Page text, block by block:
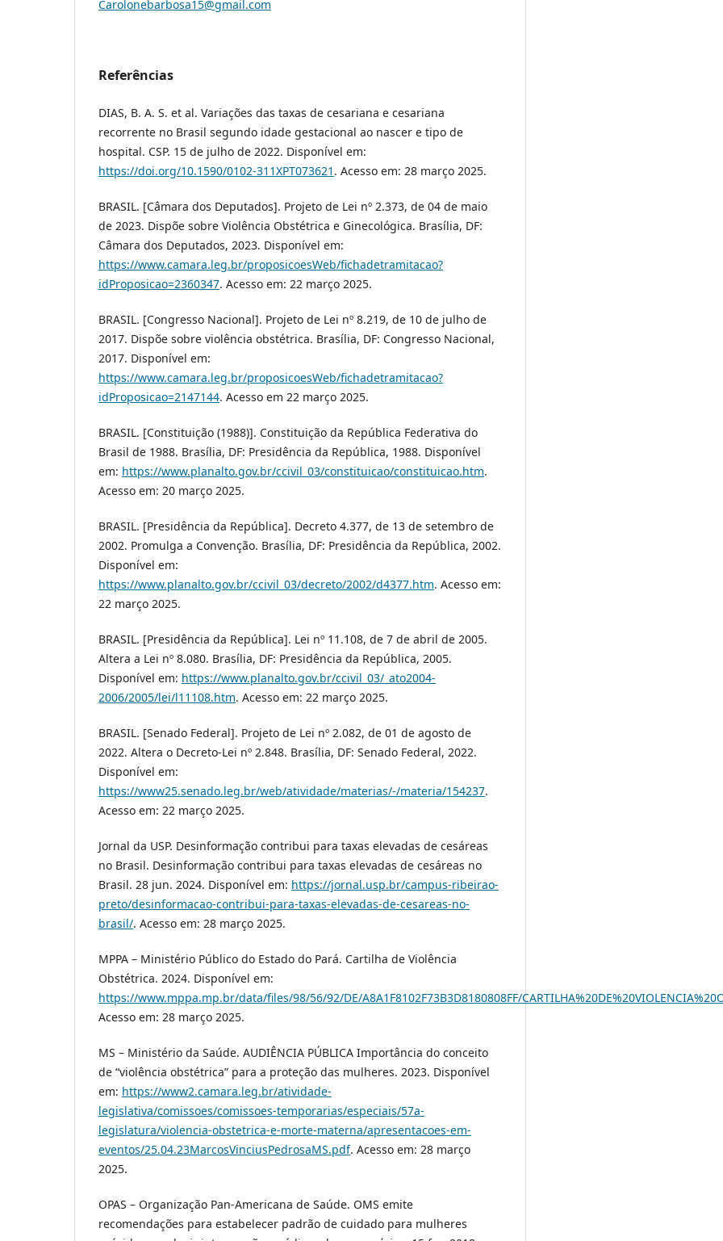
Carolonebarbosa15@gmail.com
Referências
DIAS, B. A. S. et al. Variações das taxas de cesariana e cesariana
recorrente no Brasil segundo idade gestacional ao nascer e tipo de
hospital. CSP. 15 de julho de 2022. Disponível em:
https://doi.org/10.1590/0102-311XPT073621 . Acesso em: 28 março 2025.
BRASIL. [Câmara dos Deputados]. Projeto de Lei nº 2.373, de 04 de maio
de 2023. Dispõe sobre Violência Obstétrica e Ginecológica. Brasília, DF:
Câmara dos Deputados, 2023. Disponível em:
https://www.camara.leg.br/proposicoesWeb/fichadetramitacao?
idProposicao=2360347. Acesso em: 22 março 2025.
BRASIL. [Congresso Nacional]. Projeto de Lei nº 8.219, de 10 de julho de
2017. Dispõe sobre violência obstétrica. Brasília, DF: Congresso Nacional,
2017. Disponível em:
https://www.camara.leg.br/proposicoesWeb/fichadetramitacao?
idProposicao=2147144. Acesso em 22 março 2025.
BRASIL. [Constituição (1988)]. Constituição da República Federativa do
Brasil de 1988. Brasília, DF: Presidência da República, 1988. Disponível
em: https://www.planalto.gov.br/ccivil_03/constituicao/constituicao.htm.
Acesso em: 20 março 2025.
BRASIL. [Presidência da República]. Decreto 4.377, de 13 de setembro de
2002. Promulga a Convenção. Brasília, DF: Presidência da República, 2002.
Disponível em:
https://www.planalto.gov.br/ccivil_03/decreto/2002/d4377.htm. Acesso em:
22 março 2025.
BRASIL. [Presidência da República]. Lei nº 11.108, de 7 de abril de 2005.
Altera a Lei nº 8.080. Brasília, DF: Presidência da República, 2005.
Disponível em: https://www.planalto.gov.br/ccivil_03/_ato2004-
2006/2005/lei/l11108.htm. Acesso em: 22 março 2025.
BRASIL. [Senado Federal]. Projeto de Lei nº 2.082, de 01 de agosto de
2022. Altera o Decreto-Lei nº 2.848. Brasília, DF: Senado Federal, 2022.
Disponível em:
https://www25.senado.leg.br/web/atividade/materias/-/materia/154237.
Acesso em: 22 março 2025.
Jornal da USP. Desinformação contribui para taxas elevadas de cesáreas
no Brasil. Desinformação contribui para taxas elevadas de cesáreas no
Brasil. 28 jun. 2024. Disponível em: https://jornal.usp.br/campus-ribeirao-
preto/desinformacao-contribui-para-taxas-elevadas-de-cesareas-no-
brasil/. Acesso em: 28 março 2025.
MPPA – Ministério Público do Estado do Pará. Cartilha de Violência
Obstétrica. 2024. Disponível em:
https://www.mppa.mp.br/data/files/98/56/92/DE/A8A1F8102F73B3D8180808FF/
Acesso em: 28 março 2025.
MS – Ministério da Saúde. AUDIÊNCIA PÚBLICA Importância do conceito
de “violência obstétrica” para a proteção das mulheres. 2023. Disponível
em: https://www2.camara.leg.br/atividade-
legislativa/comissoes/comissoes-temporarias/especiais/57a-
legislatura/violencia-obstetrica-e-morte-materna/apresentacoes-em-
eventos/25.04.23MarcosVinciusPedrosaMS.pdf. Acesso em: 28 março
2025.
OPAS – Organização Pan-Americana de Saúde. OMS emite
recomendações para estabelecer padrão de cuidado para mulheres